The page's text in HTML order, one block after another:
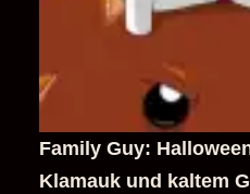
Family Guy:
Cartoon | Comedy |
28. Oktober 2025